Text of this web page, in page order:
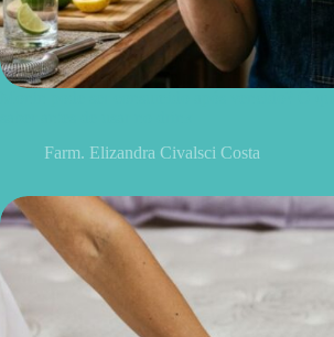
Farm. Elizandra Civalsci Costa